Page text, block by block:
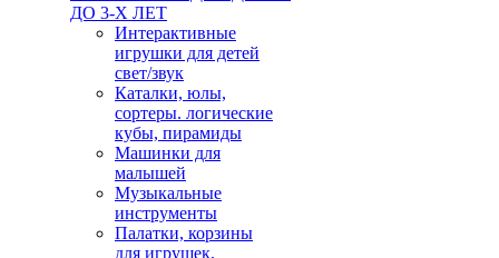
ДО 3-Х ЛЕТ
Интерактивные
игрушки для детей
свет/звук
Каталки, юлы,
сортеры. логические
кубы, пирамиды
Машинки для
малышей
Музыкальные
инструменты
Палатки, корзины
для игрушек,